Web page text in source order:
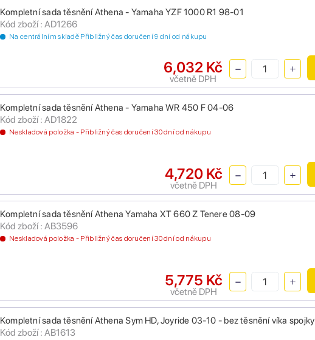
Kompletní sada těsnění Athena - Yamaha YZF 1000 R1 98-01
Kód zboží : AD1266
Na centrálním skladě Přibližný čas doručení 9 dní od nákupu
6,032 Kč
včetně DPH
Kompletní sada těsnění Athena - Yamaha WR 450 F 04-06
Kód zboží : AD1822
Neskladová položka - Přibližný čas doručení 30 dní od nákupu
4,720 Kč
včetně DPH
Kompletní sada těsnění Athena Yamaha XT 660 Z Tenere 08-09
Kód zboží : AB3596
Neskladová položka - Přibližný čas doručení 30 dní od nákupu
5,775 Kč
včetně DPH
Kompletní sada těsnění Athena Sym HD, Joyride 03-10 - bez těsnění víka spojky
Kód zboží : AB1613